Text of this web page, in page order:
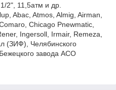
2", 11,5атм и др.
Abac, Atmos, Almig, Airman,
Chicago Pnewmatic,
Ingersoll, Irmair, Remeza,
(ЗИФ), Челябинского
завода АСО